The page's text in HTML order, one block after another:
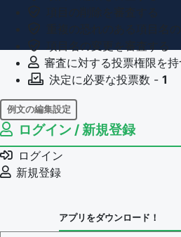
審査に対する投票権限を
決定に必要な投票数 - 1
例文の編集設定
例文の編集権限を持つユー
例文の削除を審査する
審査に対する投票権限を
決定に必要な投票数 -
問題の編集権限を持つユ
ログイン / 新規登録
ログイン
新規登録
アプリをダウンロード！